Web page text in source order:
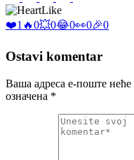
Like
❤️1 🔥0💥0😂0👀0🎉0
Ostavi komentar
Ваша адреса е-поште неће
означена *